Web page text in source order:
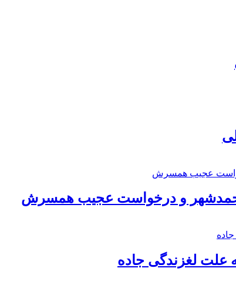
محمدشهر و درخواست عجیب همسرش
علت لغزندگی جاده